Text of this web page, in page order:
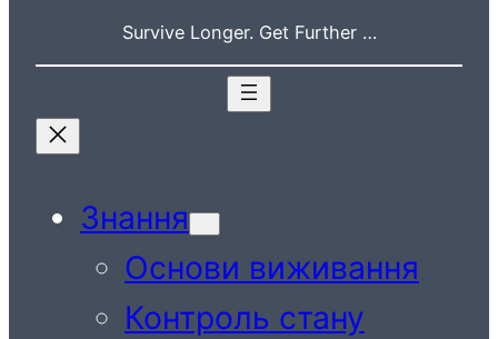
Survive Longer. Get Further …
Знання
Основи виживання
Контроль стану